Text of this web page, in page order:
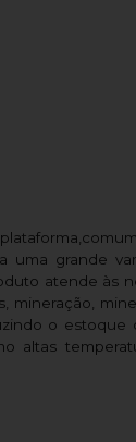
grande
atende às
o
altas